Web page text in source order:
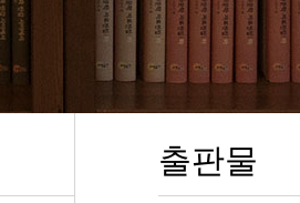
출판물